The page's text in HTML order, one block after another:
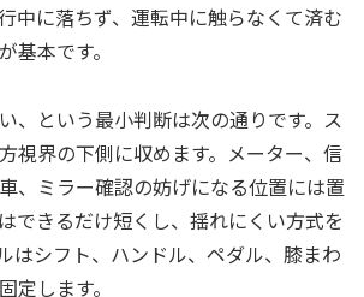
中に落ちず、運転中に触らなくて済む
基本です。
、という最小判断は次の通りです。ス
視界の下側に収めます。メーター、信
、ミラー確認の妨げになる位置には置
できるだけ短くし、揺れにくい方式を
はシフト、ハンドル、ペダル、膝まわ
定します。